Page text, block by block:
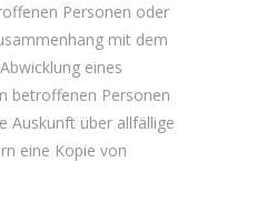
Personen oder
mit dem
eines
betroffenen Personen
Auskunft über allfällige
eine Kopie von